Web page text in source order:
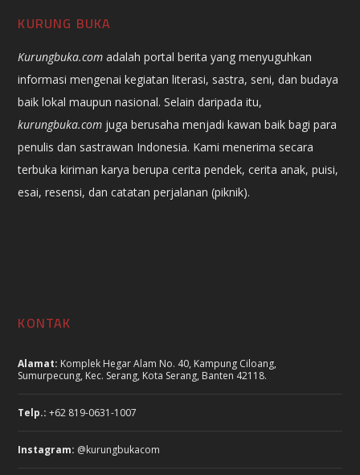
KURUNG BUKA
Kurungbuka.com adalah portal berita yang menyuguhkan
informasi mengenai kegiatan literasi, sastra, seni, dan budaya
baik lokal maupun nasional. Selain daripada itu,
kurungbuka.com juga berusaha menjadi kawan baik bagi para
penulis dan sastrawan Indonesia. Kami menerima secara
terbuka kiriman karya berupa cerita pendek, cerita anak, puisi,
esai, resensi, dan catatan perjalanan (piknik).
KONTAK
Alamat: Komplek Hegar Alam No. 40, Kampung Ciloang,
Sumurpecung, Kec. Serang, Kota Serang, Banten 42118.
Telp.: +62 819-0631-1007
Instagram: @kurungbukacom